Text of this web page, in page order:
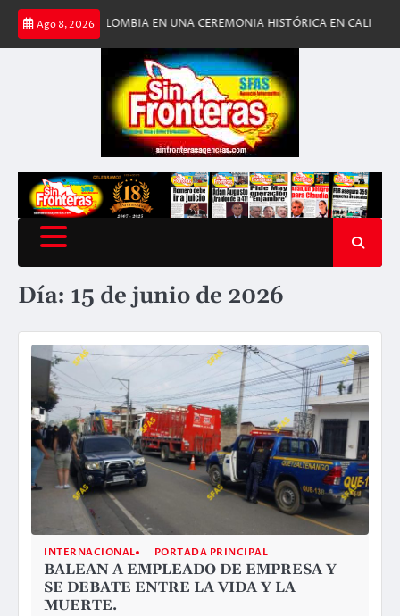
Saltar
contenido
Ago 8, 2026
COLOMBIA EN UNA CEREMONIA HISTÓRICA EN CALI ESTADOS
Día: 15 de junio de 2026
INTERNACIONAL PORTADA PRINCIPAL
BALEAN A EMPLEADO DE EMPRESA Y
SE DEBATE ENTRE LA VIDA Y LA
MUERTE.